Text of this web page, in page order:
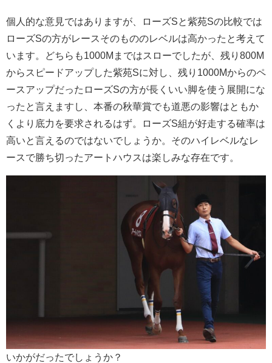
個人的な意見ではありますが、ローズSと紫苑Sの比較では
ローズSの方がレースそのもののレベルは高かったと考えて
います。どちらも1000Mまではスローでしたが、残り800M
からスピードアップした紫苑Sに対し、残り1000Mからのペ
ースアップだったローズSの方が長くいい脚を使う展開にな
ったと言えますし、本番の秋華賞でも道悪の影響はともか
くより底力を要求されるはず。ローズS組が好走する確率は
高いと言えるのではないでしょうか。そのハイレベルなレ
ースで勝ち切ったアートハウスは楽しみな存在です。
いかがだったでしょうか？